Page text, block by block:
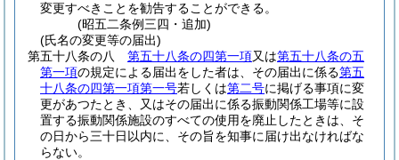
変更すべきことを勧告することができる。
(昭五二条例三四・追加)
(氏名の変更等の届出)
第五十八条の八
第五十八条の四第一項又は第五十八条の五
第一項の規定による届出をした者は、その届出に係る第五
十八条の四第一項第一号若しくは第二号に掲げる事項に変
更があつたとき、又はその届出に係る振動関係工場等に設
置する振動関係施設のすべての使用を廃止したときは、そ
の日から三十日以内に、その旨を知事に届け出なければな
らない。